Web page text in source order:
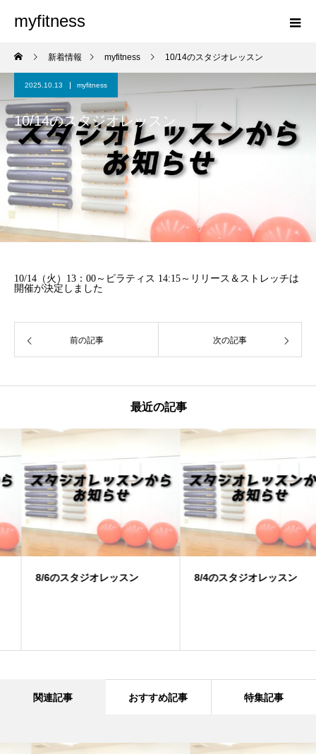
myfitness
新着情報 myfitness 10/14のスタジオレッスン
2025.10.13 myfitness
10/14のスタジオレッスン
10/14（火）13：00～ピラティス 14:15～リリース＆ストレッチは
開催が決定しました
前の記事 次の記事
最近の記事
8/6のスタジオレッスン 8/4のスタジオレッスン
関連記事 おすすめ記事 特集記事